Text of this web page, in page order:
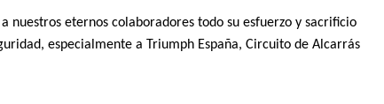
nuestros eternos colaboradores todo su esfuerzo y sacrificio
especialmente a Triumph España, Circuito de Alcarrás